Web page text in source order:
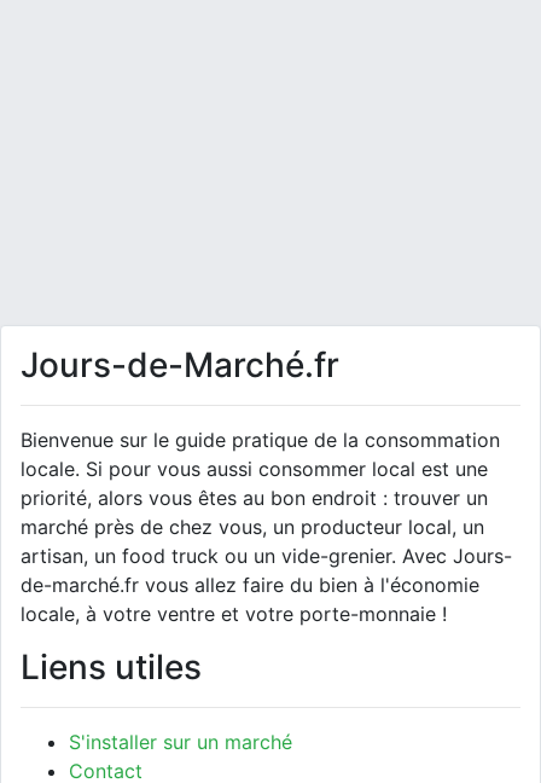
Jours-de-Marché.fr
Bienvenue sur le guide pratique de la consommation
locale. Si pour vous aussi consommer local est une
priorité, alors vous êtes au bon endroit : trouver un
marché près de chez vous, un producteur local, un
artisan, un food truck ou un vide-grenier. Avec Jours-
de-marché.fr vous allez faire du bien à l'économie
locale, à votre ventre et votre porte-monnaie !
Liens utiles
S'installer sur un marché
Contact